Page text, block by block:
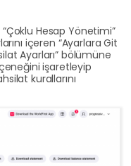
Hesap Yönetimi”
içeren “Ayarlara Git
Ayarları” bölümüne
işaretleyip
kurallarını